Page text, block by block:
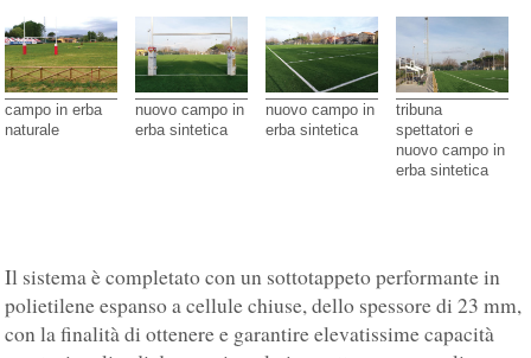
campo in erba
naturale
nuovo campo in
erba sintetica
nuovo campo in
erba sintetica
tribuna
spettatori e
nuovo campo in
erba sintetica
Il sistema è completato con un sottotappeto performante in
polietilene espanso a cellule chiuse, dello spessore di 23 mm,
con la finalità di ottenere e garantire elevatissime capacità